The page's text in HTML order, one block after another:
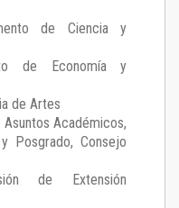
de Ciencia y
de Economía y
de Artes
Académicos,
Posgrado, Consejo
de Extensión